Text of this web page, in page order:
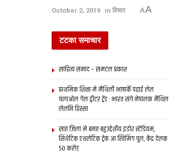
October 2, 2019 in विचार AA
टटका समाचार
साहित्य समाद – समटल प्रकाश
प्राथमिक शि‍क्षा मे मैथि‍ली भाषाकेँ पढ़ाई लेल
चलाओल गेल ट्वीटर ट्रेंड : भारत संगे नेपालक मैथिल
लेलनि हिस्सा
सात जिला मे बनत बहुउद्देशीय इंडोर स्‍टेडि‍यम,
सिंथेटिक एथलेटिक ट्रेक आ स्विमिंग पुल, केंद्र देलक
50 करोड़